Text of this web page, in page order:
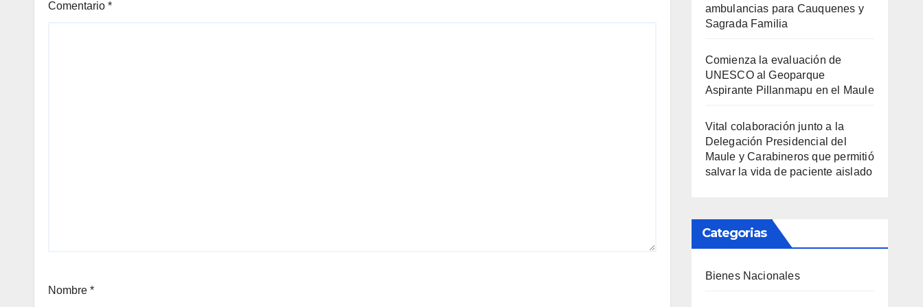
Comentario *
Nombre *
ambulancias para Cauquenes y
Sagrada Familia
Comienza la evaluación de
UNESCO al Geoparque
Aspirante Pillanmapu en el Maule
Vital colaboración junto a la
Delegación Presidencial del
Maule y Carabineros que permitió
salvar la vida de paciente aislado
Categorias
Bienes Nacionales